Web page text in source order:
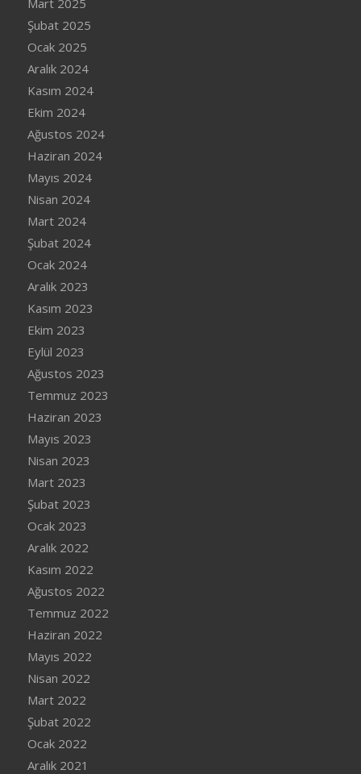
Şubat 2025
Ocak 2025
Aralık 2024
Kasım 2024
Ekim 2024
Ağustos 2024
Haziran 2024
Mayıs 2024
Nisan 2024
Mart 2024
Şubat 2024
Ocak 2024
Aralık 2023
Kasım 2023
Ekim 2023
Eylül 2023
Ağustos 2023
Temmuz 2023
Haziran 2023
Mayıs 2023
Nisan 2023
Mart 2023
Şubat 2023
Ocak 2023
Aralık 2022
Kasım 2022
Ağustos 2022
Temmuz 2022
Haziran 2022
Mayıs 2022
Nisan 2022
Mart 2022
Şubat 2022
Ocak 2022
Aralık 2021